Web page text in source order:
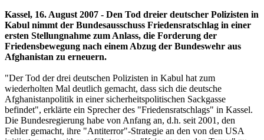
Kassel, 16. August 2007 - Den Tod dreier deutscher Polizisten in
Kabul nimmt der Bundesausschuss Friedensratschlag in einer
ersten Stellungnahme zum Anlass, die Forderung der
Friedensbewegung nach einem Abzug der Bundeswehr aus
Afghanistan zu erneuern.
"Der Tod der drei deutschen Polizisten in Kabul hat zum
wiederholten Mal deutlich gemacht, dass sich die deutsche
Afghanistanpolitik in einer sicherheitspolitischen Sackgasse
befindet", erklärte ein Sprecher des "Friedensratschlags" in Kassel.
Die Bundesregierung habe von Anfang an, d.h. seit 2001, den
Fehler gemacht, ihre "Antiterror"-Strategie an den von den USA